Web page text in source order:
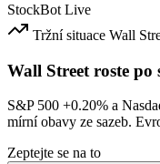
StockBot Live
Tržní situace Wall
Wall Street roste po
S&P 500 +0.20% a
mírní obavy ze sazeb.
Zeptejte se na to